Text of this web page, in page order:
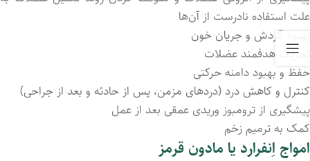
علت استفاده نادرست از آن‌ها
بهبود گردش و جریان خون
تحریک هدفمند عضلات
حفظ و بهبود دامنه حرکتی
کنترل و کاهش درد (دردهای مزمن، پس از حادثه و بعد از جراحی)
پیشگیری از ترومبوز وریدی عمقی بعد از عمل
کمک به ترمیم زخم
امواج اِنفرارد یا مادون قرمز